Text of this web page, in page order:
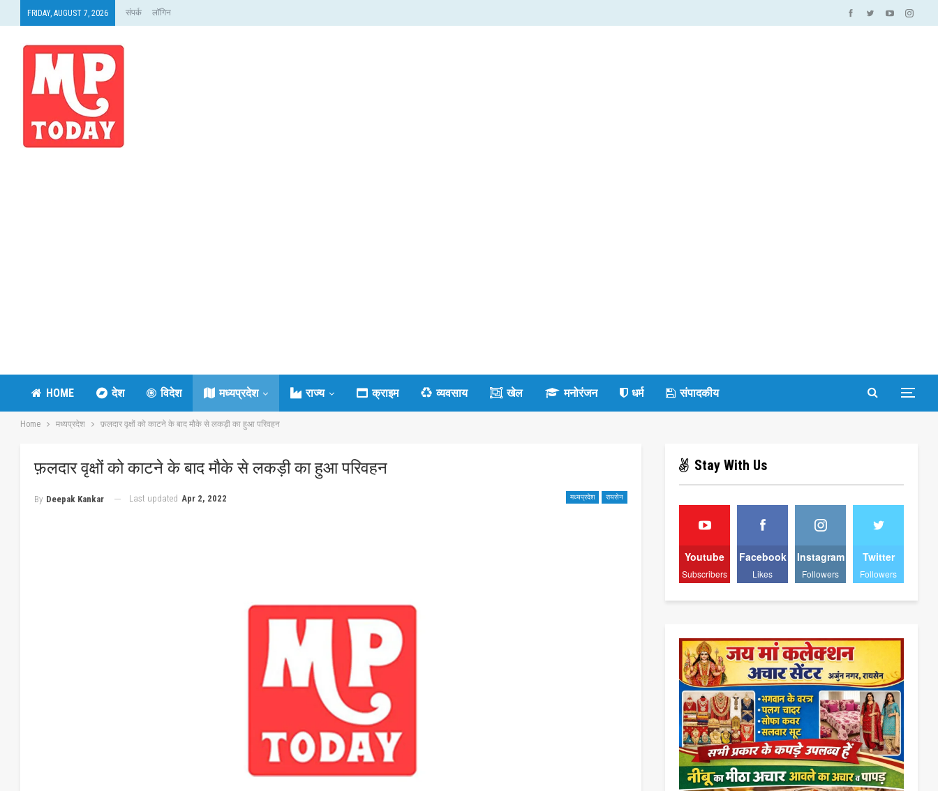
FRIDAY, AUGUST 7, 2026 संपर्क लॉगिन
HOME देश विदेश मध्यप्रदेश राज्य क्राइम व्यवसाय खेल मनोरंजन धर्म संपादकीय
Home मध्यप्रदेश फ़लदार वृक्षों को काटने के बाद मौके से लकड़ी का हुआ परिवहन
फ़लदार वृक्षों को काटने के बाद मौके से लकड़ी का हुआ परिवहन
मध्यप्रदेश रायसेन
By Deepak Kankar Last updated Apr 2, 2022
Stay With Us
Youtube
Subscribers
Facebook
Likes
Instagram
Followers
Twitter
Followers